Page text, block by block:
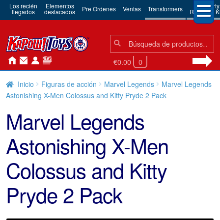
Los recién
llegados
Elementos
destacados Pre Ordenes Ventas Transformers 3rd Party
Robots &
Búsqueda:
Búsqueda
€0.00 0
Inicio Figuras de acción Marvel Legends
Marvel Legends
Astonishing X-Men Colossus and Kitty Pryde 2 Pack
Marvel Legends
Astonishing X-Men
Colossus and Kitty
Pryde 2 Pack